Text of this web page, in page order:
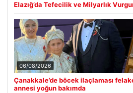
Elazığ’da Tefecilik ve Milyarlık
06/08/2026
Çanakkale’de böcek ilaçlaması
annesi yoğun bakımda